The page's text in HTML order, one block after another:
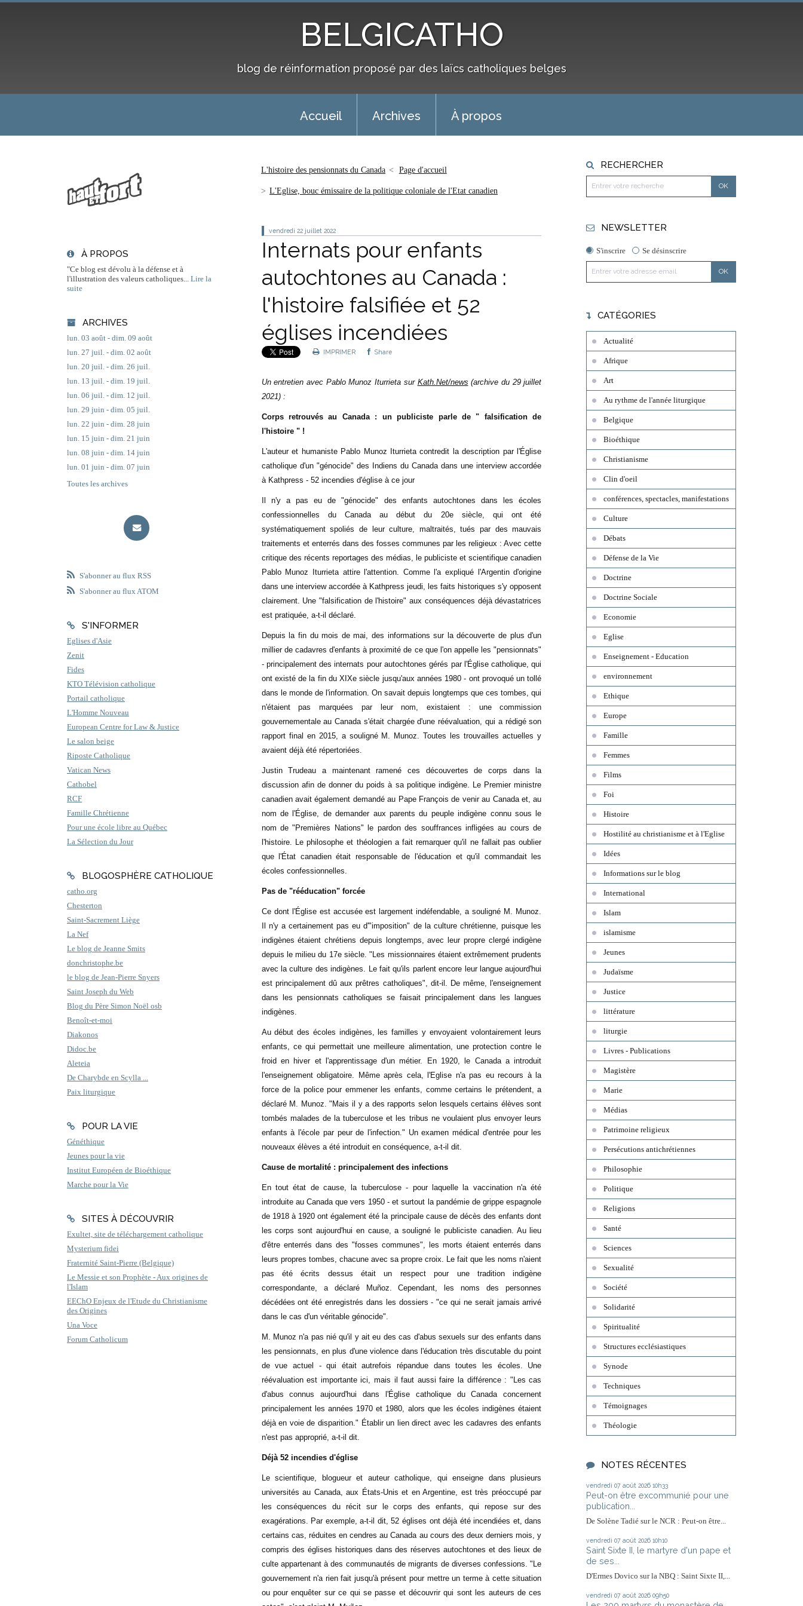
BELGICATHO
blog de réinformation proposé par des laïcs catholiques belges
Accueil Archives À propos
À PROPOS
"Ce blog est dévolu à la défense et à
l'illustration des valeurs catholiques...
Lire la
suite
ARCHIVES
lun. 03 août - dim. 09 août
lun. 27 juil. - dim. 02 août
lun. 20 juil. - dim. 26 juil.
lun. 13 juil. - dim. 19 juil.
lun. 06 juil. - dim. 12 juil.
lun. 29 juin - dim. 05 juil.
lun. 22 juin - dim. 28 juin
lun. 15 juin - dim. 21 juin
lun. 08 juin - dim. 14 juin
lun. 01 juin - dim. 07 juin
Toutes les archives
S'abonner au flux RSS
S'abonner au flux ATOM
S'INFORMER
Eglises d'Asie
Zenit
Fides
KTO Télévision catholique
Portail catholique
L'Homme Nouveau
European Centre for Law & Justice
Le salon beige
Riposte Catholique
Vatican News
Cathobel
RCF
Famille Chrétienne
Pour une école libre au Québec
La Sélection du Jour
BLOGOSPHÈRE CATHOLIQUE
catho.org
Chesterton
Saint-Sacrement Liège
La Nef
Le blog de Jeanne Smits
donchristophe.be
le blog de Jean-Pierre Snyers
Saint Joseph du Web
Blog du Père Simon Noël osb
Benoît-et-moi
Diakonos
Didoc.be
Aleteia
De Charybde en Scylla ...
Paix liturgique
POUR LA VIE
Généthique
Jeunes pour la vie
Institut Européen de Bioéthique
Marche pour la Vie
SITES À DÉCOUVRIR
Exultet, site de téléchargement catholique
Mysterium fidei
Fraternité Saint-Pierre (Belgique)
Le Messie et son Prophète - Aux origines de
l'Islam
EEChO Enjeux de l'Etude du Christianisme
des Origines
Una Voce
Forum Catholicum
L'histoire des pensionnats du Canada Page d'accueil
L'Eglise, bouc émissaire de la politique coloniale de l'Etat canadien
vendredi 22 juillet 2022
Internats pour enfants
autochtones au Canada :
l'histoire falsifiée et 52
églises incendiées
IMPRIMER Share
Un entretien avec Pablo Munoz Iturrieta sur Kath.Net/news (archive du 29 juillet
2021) :
Corps retrouvés au Canada : un publiciste parle de " falsification de
l'histoire " !
L'auteur et humaniste Pablo Munoz Iturrieta contredit la description par l'Église
catholique d'un "génocide" des Indiens du Canada dans une interview accordée
à Kathpress - 52 incendies d'église à ce jour
Il n'y a pas eu de "génocide" des enfants autochtones dans les écoles
confessionnelles du Canada au début du 20e siècle, qui ont été
systématiquement spoliés de leur culture, maltraités, tués par des mauvais
traitements et enterrés dans des fosses communes par les religieux : Avec cette
critique des récents reportages des médias, le publiciste et scientifique canadien
Pablo Munoz Iturrieta attire l'attention. Comme l'a expliqué l'Argentin d'origine
dans une interview accordée à Kathpress jeudi, les faits historiques s'y opposent
clairement. Une "falsification de l'histoire" aux conséquences déjà dévastatrices
est pratiquée, a-t-il déclaré.
Depuis la fin du mois de mai, des informations sur la découverte de plus d'un
millier de cadavres d'enfants à proximité de ce que l'on appelle les "pensionnats"
- principalement des internats pour autochtones gérés par l'Église catholique, qui
ont existé de la fin du XIXe siècle jusqu'aux années 1980 - ont provoqué un tollé
dans le monde de l'information. On savait depuis longtemps que ces tombes, qui
n'étaient pas marquées par leur nom, existaient : une commission
gouvernementale au Canada s'était chargée d'une réévaluation, qui a rédigé son
rapport final en 2015, a souligné M. Munoz. Toutes les trouvailles actuelles y
avaient déjà été répertoriées.
Justin Trudeau a maintenant ramené ces découvertes de corps dans la
discussion afin de donner du poids à sa politique indigène. Le Premier ministre
canadien avait également demandé au Pape François de venir au Canada et, au
nom de l'Église, de demander aux parents du peuple indigène connu sous le
nom de "Premières Nations" le pardon des souffrances infligées au cours de
l'histoire. Le philosophe et théologien a fait remarquer qu'il ne fallait pas oublier
que l'État canadien était responsable de l'éducation et qu'il commandait les
écoles confessionnelles.
Pas de "rééducation" forcée
Ce dont l'Église est accusée est largement indéfendable, a souligné M. Munoz.
Il n'y a certainement pas eu d'"imposition" de la culture chrétienne, puisque les
indigènes étaient chrétiens depuis longtemps, avec leur propre clergé indigène
depuis le milieu du 17e siècle. "Les missionnaires étaient extrêmement prudents
avec la culture des indigènes. Le fait qu'ils parlent encore leur langue aujourd'hui
est principalement dû aux prêtres catholiques", dit-il. De même, l'enseignement
dans les pensionnats catholiques se faisait principalement dans les langues
indigènes.
Au début des écoles indigènes, les familles y envoyaient volontairement leurs
enfants, ce qui permettait une meilleure alimentation, une protection contre le
froid en hiver et l'apprentissage d'un métier. En 1920, le Canada a introduit
l'enseignement obligatoire. Même après cela, l'Eglise n'a pas eu recours à la
force de la police pour emmener les enfants, comme certains le prétendent, a
déclaré M. Munoz. "Mais il y a des rapports selon lesquels certains élèves sont
tombés malades de la tuberculose et les tribus ne voulaient plus envoyer leurs
enfants à l'école par peur de l'infection." Un examen médical d'entrée pour les
nouveaux élèves a été introduit en conséquence, a-t-il dit.
Cause de mortalité : principalement des infections
En tout état de cause, la tuberculose - pour laquelle la vaccination n'a été
introduite au Canada que vers 1950 - et surtout la pandémie de grippe espagnole
de 1918 à 1920 ont également été la principale cause de décès des enfants dont
les corps sont aujourd'hui en cause, a souligné le publiciste canadien. Au lieu
d'être enterrés dans des "fosses communes", les morts étaient enterrés dans
leurs propres tombes, chacune avec sa propre croix. Le fait que les noms n'aient
pas été écrits dessus était un respect pour une tradition indigène
correspondante, a déclaré Muñoz. Cependant, les noms des personnes
décédées ont été enregistrés dans les dossiers - "ce qui ne serait jamais arrivé
dans le cas d'un véritable génocide".
M. Munoz n'a pas nié qu'il y ait eu des cas d'abus sexuels sur des enfants dans
les pensionnats, en plus d'une violence dans l'éducation très discutable du point
de vue actuel - qui était autrefois répandue dans toutes les écoles. Une
réévaluation est importante ici, mais il faut aussi faire la différence : "Les cas
d'abus connus aujourd'hui dans l'Église catholique du Canada concernent
principalement les années 1970 et 1980, alors que les écoles indigènes étaient
déjà en voie de disparition." Établir un lien direct avec les cadavres des enfants
n'est pas approprié, a-t-il dit.
Déjà 52 incendies d'église
Le scientifique, blogueur et auteur catholique, qui enseigne dans plusieurs
universités au Canada, aux États-Unis et en Argentine, est très préoccupé par
les conséquences du récit sur le corps des enfants, qui repose sur des
exagérations. Par exemple, a-t-il dit, 52 églises ont déjà été incendiées et, dans
certains cas, réduites en cendres au Canada au cours des deux derniers mois, y
compris des églises historiques dans des réserves autochtones et des lieux de
culte appartenant à des communautés de migrants de diverses confessions. "Le
gouvernement n'a rien fait jusqu'à présent pour mettre un terme à cette situation
ou pour enquêter sur ce qui se passe et découvrir qui sont les auteurs de ces
RECHERCHER
NEWSLETTER
S'inscrire Se désinscrire
CATÉGORIES
Actualité
Afrique
Art
Au rythme de l'année liturgique
Belgique
Bioéthique
Christianisme
Clin d'oeil
conférences, spectacles, manifestations
Culture
Débats
Défense de la Vie
Doctrine
Doctrine Sociale
Economie
Eglise
Enseignement - Education
environnement
Ethique
Europe
Famille
Femmes
Films
Foi
Histoire
Hostilité au christianisme et à l'Eglise
Idées
Informations sur le blog
International
Islam
islamisme
Jeunes
Judaïsme
Justice
littérature
liturgie
Livres - Publications
Magistère
Marie
Médias
Patrimoine religieux
Persécutions antichrétiennes
Philosophie
Politique
Religions
Santé
Sciences
Sexualité
Société
Solidarité
Spiritualité
Structures ecclésiastiques
Synode
Techniques
Témoignages
Théologie
NOTES RÉCENTES
vendredi 07 août 2026 10h33
Peut-on être excommunié pour une
publication...
De Solène Tadié sur le NCR : Peut-on être...
vendredi 07 août 2026 10h10
Saint Sixte II, le martyre d'un pape et
de ses...
D'Ermes Dovico sur la NBQ : Saint Sixte II,...
vendredi 07 août 2026 09h50